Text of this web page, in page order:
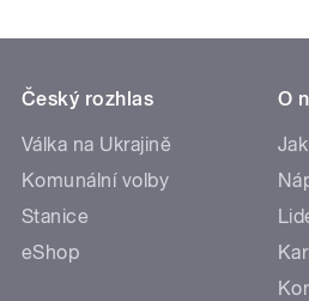
Český rozhlas
Válka na Ukrajině
Komunální volby
Stanice
eShop
O